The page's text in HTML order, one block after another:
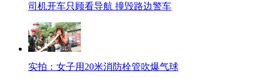
司机开车只顾看导航 撞毁路边警车
实拍：女子用20米消防栓管吹爆气球